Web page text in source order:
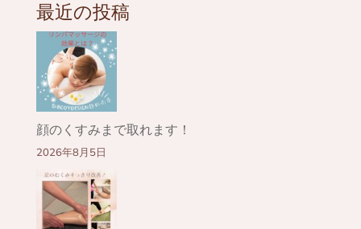
最近の投稿
顔のくすみまで取れます！
2026年8月5日